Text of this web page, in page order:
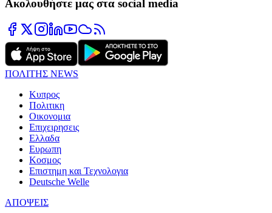
Ακολουθήστε μας στα social media
ΠΟΛΙΤΗΣ NEWS
Κυπρος
Πολιτικη
Οικονομια
Επιχειρησεις
Ελλαδα
Ευρωπη
Κοσμος
Επιστημη και Τεχνολογια
Deutsche Welle
ΑΠΟΨΕΙΣ